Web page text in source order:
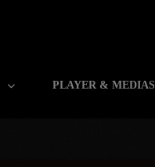
PLAYER & MEDIAS